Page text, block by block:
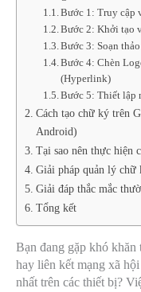
Bước 1: Truy cập
Bước 2: Khởi tạo
Bước 3: Soạn
Bước 4: Chèn
(Hyperlink)
Bước 5: Thiết lập
Cách tạo chữ ký trên
Android)
Tại sao nên thực hiện
Giải pháp quản lý chữ
Giải đáp thắc mắc
Tổng kết
Bạn đang gặp khó
hay liên kết mạng xã
nhất trên các thiết bị?